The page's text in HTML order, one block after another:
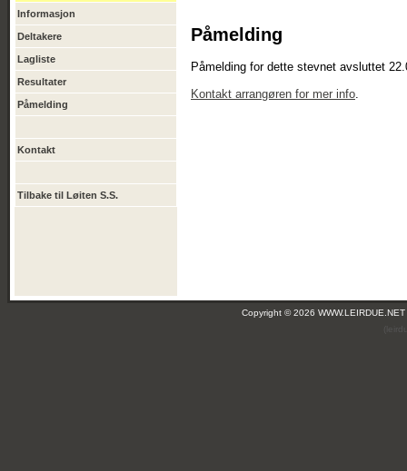
Informasjon
Deltakere
Lagliste
Resultater
Påmelding
Kontakt
Tilbake til Løiten S.S.
Påmelding
Påmelding for dette stevnet avsluttet
Kontakt arrangøren for mer info.
Copyright © 2026